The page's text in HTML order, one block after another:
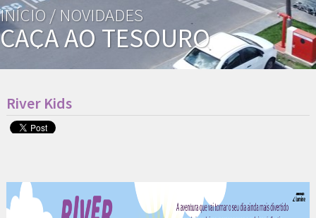
INÍCIO / NOVIDADES
CAÇA AO TESOURO
River Kids